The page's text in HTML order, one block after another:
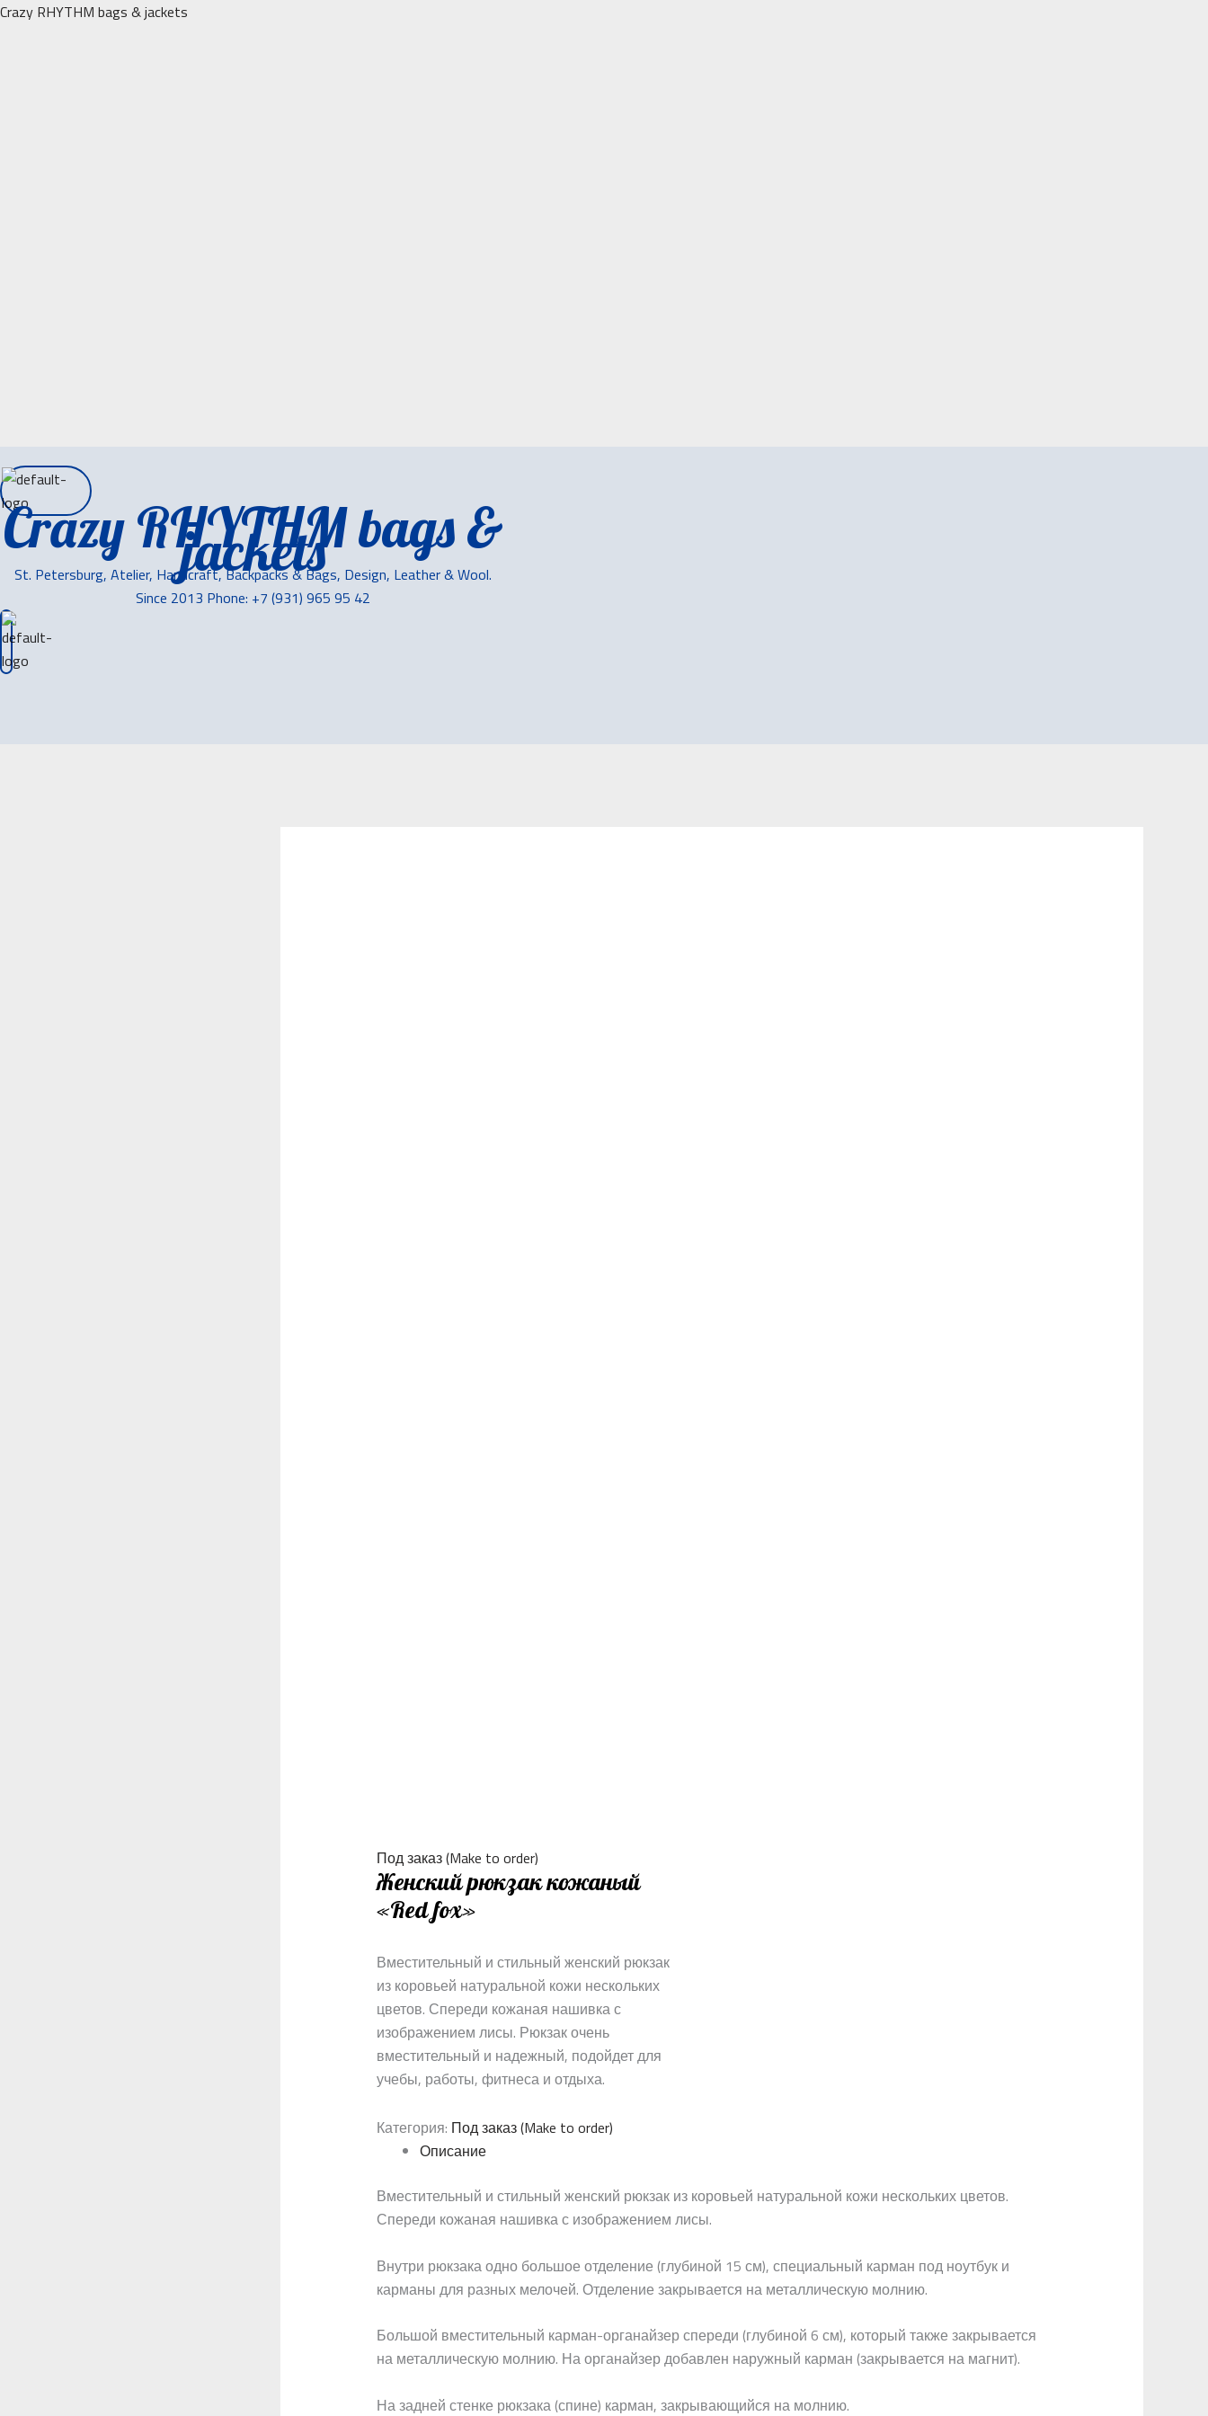
Перейти
Crazy RHYTHM bags & jackets
Crazy RHYTHM bags &
jackets
St. Petersburg, Atelier, Handcraft, Backpacks & Bags, Design, Leather & Wool.
Since 2013 Phone: +7 (931) 965 95 42
Под заказ (Make to order)
Женский рюкзак кожаный
«Red fox»
Вместительный и стильный женский рюкзак
из коровьей натуральной кожи нескольких
цветов. Спереди кожаная нашивка с
изображением лисы. Рюкзак очень
вместительный и надежный, подойдет для
учебы, работы, фитнеса и отдыха.
Категория: Под заказ (Make to order)
Описание
Вместительный и стильный женский рюкзак из коровьей натуральной кожи нескольких цветов.
Спереди кожаная нашивка с изображением лисы.
Внутри рюкзака одно большое отделение (глубиной 15 см), специальный карман под ноутбук и
карманы для разных мелочей. Отделение закрывается на металлическую молнию.
Большой вместительный карман-органайзер спереди (глубиной 6 см), который также закрывается
на металлическую молнию. На органайзер добавлен наружный карман (закрывается на магнит).
На задней стенке рюкзака (спине) карман, закрывающийся на молнию.